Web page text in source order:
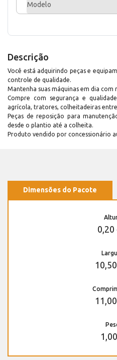
Modelo
Descrição
Você está adquirindo peças e
controle de qualidade.
Mantenha suas máquinas em dia com
Compre com segurança e
agrícola, tratores, colheitadeiras
Peças de reposição para
desde o plantio até a colheita.
Produto vendido por concessionário
Dimensões do Pacote
0,20